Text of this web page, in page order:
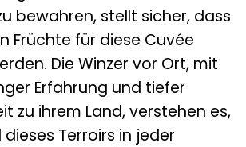
bewahren, stellt sicher, dass
Früchte für diese Cuvée
Die Winzer vor Ort, mit
Erfahrung und tiefer
zu ihrem Land, verstehen es,
Terroirs in jeder